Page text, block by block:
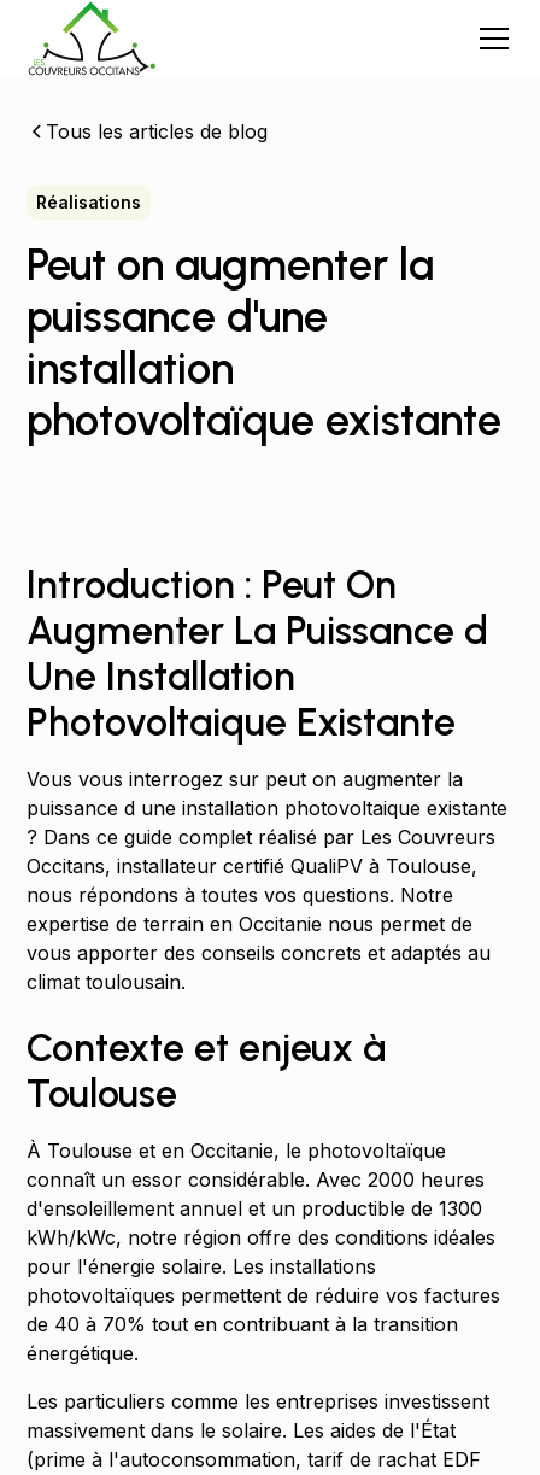
Tous les articles de blog
Réalisations
Peut on augmenter la
puissance d'une
installation
photovoltaïque existante
Introduction : Peut On
Augmenter La Puissance d
Une Installation
Photovoltaique Existante
Vous vous interrogez sur peut on augmenter la
puissance d une installation photovoltaique existante
? Dans ce guide complet réalisé par Les Couvreurs
Occitans, installateur certifié QualiPV à Toulouse,
nous répondons à toutes vos questions. Notre
expertise de terrain en Occitanie nous permet de
vous apporter des conseils concrets et adaptés au
climat toulousain.
Contexte et enjeux à
Toulouse
À Toulouse et en Occitanie, le photovoltaïque
connaît un essor considérable. Avec 2000 heures
d'ensoleillement annuel et un productible de 1300
kWh/kWc, notre région offre des conditions idéales
pour l'énergie solaire. Les installations
photovoltaïques permettent de réduire vos factures
de 40 à 70% tout en contribuant à la transition
énergétique.
Les particuliers comme les entreprises investissent
massivement dans le solaire. Les aides de l'État
(prime à l'autoconsommation, tarif de rachat EDF